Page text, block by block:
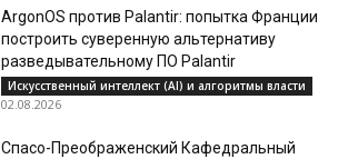
ArgonOS против Palantir: попытка Франции
построить суверенную альтернативу
разведывательному ПО Palantir
Искусственный интеллект (AI) и алгоритмы власти
02.08.2026
Спасо-Преображенский Кафедральный